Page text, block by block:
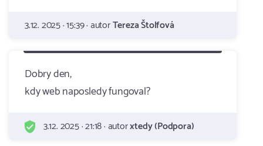
3.12. 2025 · 15:39 · autorTereza Štolfová
Dobry den,
kdy web naposledy fungoval?
3.12. 2025 · 21:18 · autorxtedy (Podpora)